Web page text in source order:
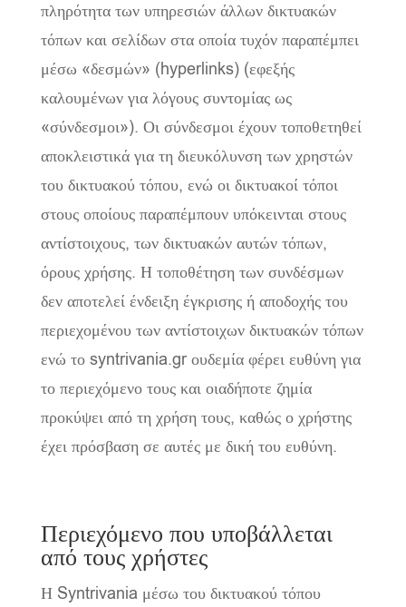
πληρότητα των υπηρεσιών άλλων δικτυακών
τόπων και σελίδων στα οποία τυχόν παραπέμπει
μέσω «δεσμών» (hyperlinks) (εφεξής
καλουμένων για λόγους συντομίας ως
«σύνδεσμοι»). Οι σύνδεσμοι έχουν τοποθετηθεί
αποκλειστικά για τη διευκόλυνση των χρηστών
του δικτυακού τόπου, ενώ οι δικτυακοί τόποι
στους οποίους παραπέμπουν υπόκεινται στους
αντίστοιχους, των δικτυακών αυτών τόπων,
όρους χρήσης. Η τοποθέτηση των συνδέσμων
δεν αποτελεί ένδειξη έγκρισης ή αποδοχής του
περιεχομένου των αντίστοιχων δικτυακών τόπων
ενώ το syntrivania.gr ουδεμία φέρει ευθύνη για
το περιεχόμενο τους και οιαδήποτε ζημία
προκύψει από τη χρήση τους, καθώς ο χρήστης
έχει πρόσβαση σε αυτές με δική του ευθύνη.
Περιεχόμενο που υποβάλλεται
από τους χρήστες
Η Syntrivania μέσω του δικτυακού τόπου